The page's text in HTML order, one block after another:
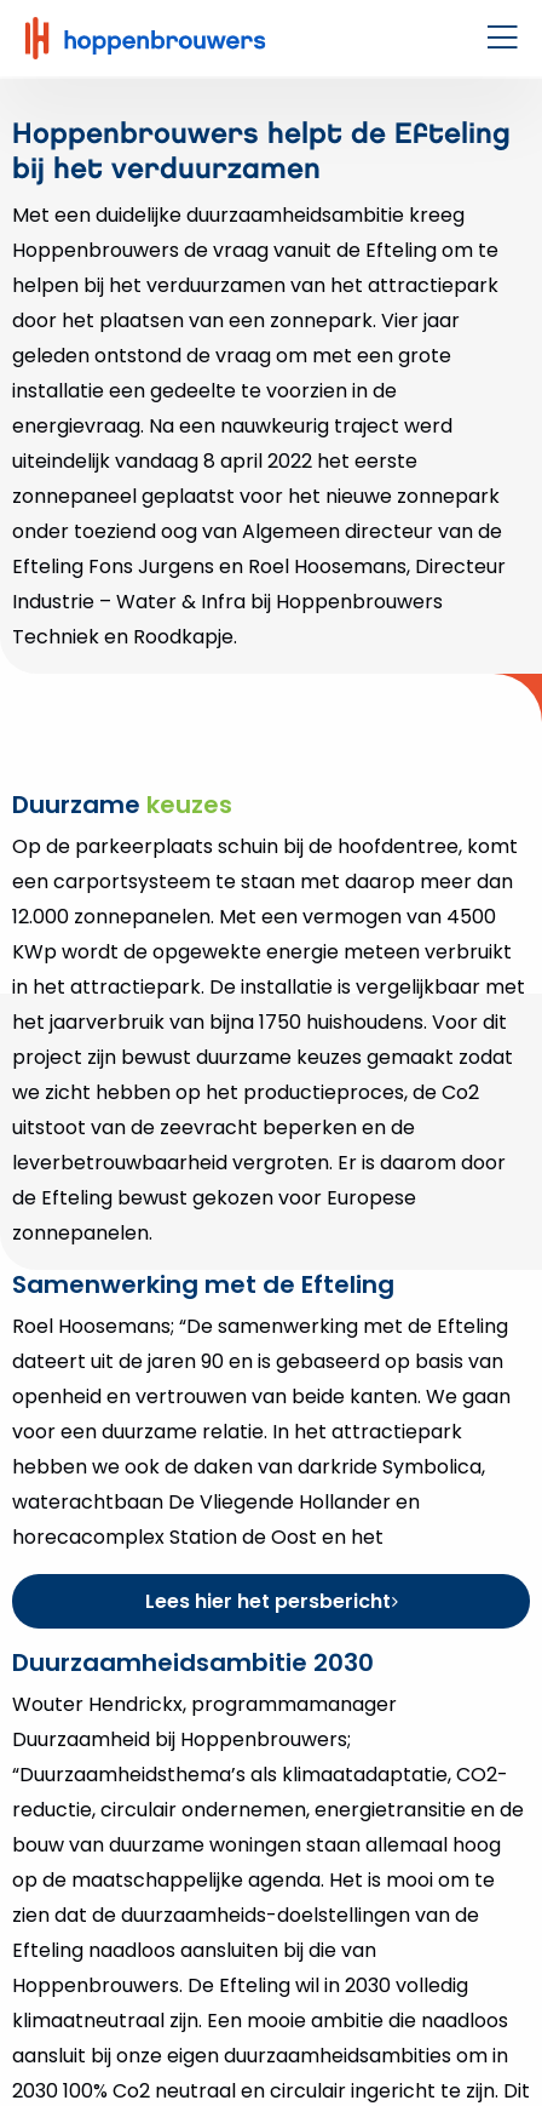
Hoppenbrouwers
|
techniek
leeft
Hoppenbrouwers helpt de Efteling
bij het verduurzamen
Met een duidelijke duurzaamheidsambitie kreeg
Hoppenbrouwers de vraag vanuit de Efteling om te
helpen bij het verduurzamen van het attractiepark
door het plaatsen van een zonnepark. Vier jaar
geleden ontstond de vraag om met een grote
installatie een gedeelte te voorzien in de
energievraag. Na een nauwkeurig traject werd
uiteindelijk vandaag 8 april 2022 het eerste
zonnepaneel geplaatst voor het nieuwe zonnepark
onder toeziend oog van Algemeen directeur van de
Efteling Fons Jurgens en Roel Hoosemans, Directeur
Industrie – Water & Infra bij Hoppenbrouwers
Techniek en Roodkapje.
Duurzame keuzes
Op de parkeerplaats schuin bij de hoofdentree, komt
een carportsysteem te staan met daarop meer dan
12.000 zonnepanelen. Met een vermogen van 4500
KWp wordt de opgewekte energie meteen verbruikt
in het attractiepark. De installatie is vergelijkbaar met
het jaarverbruik van bijna 1750 huishoudens. Voor dit
project zijn bewust duurzame keuzes gemaakt zodat
we zicht hebben op het productieproces, de Co2
uitstoot van de zeevracht beperken en de
leverbetrouwbaarheid vergroten. Er is daarom door
de Efteling bewust gekozen voor Europese
zonnepanelen.
Samenwerking met de Efteling
Roel Hoosemans; “De samenwerking met de Efteling
dateert uit de jaren 90 en is gebaseerd op basis van
openheid en vertrouwen van beide kanten. We gaan
voor een duurzame relatie. In het attractiepark
hebben we ook de daken van darkride Symbolica,
waterachtbaan De Vliegende Hollander en
horecacomplex Station de Oost en het
Lees hier het persbericht
Duurzaamheidsambitie 2030
Wouter Hendrickx, programmamanager
Duurzaamheid bij Hoppenbrouwers;
“Duurzaamheidsthema’s als klimaatadaptatie, CO2-
reductie, circulair ondernemen, energietransitie en de
bouw van duurzame woningen staan allemaal hoog
op de maatschappelijke agenda. Het is mooi om te
zien dat de duurzaamheids-doelstellingen van de
Efteling naadloos aansluiten bij die van
Hoppenbrouwers. De Efteling wil in 2030 volledig
klimaatneutraal zijn. Een mooie ambitie die naadloos
aansluit bij onze eigen duurzaamheidsambities om in
2030 100% Co2 neutraal en circulair ingericht te zijn. Dit